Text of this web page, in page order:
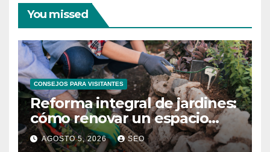
You missed
CONSEJOS PARA VISITANTES
Reforma integral de jardines:
cómo renovar un espacio
exterior
AGOSTO 5, 2026 SEO